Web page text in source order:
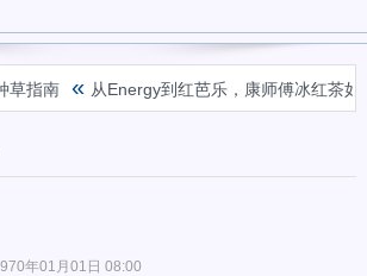
指南 « 从Energy到红芭乐，康师傅冰红茶如何
年01月01日 08:00